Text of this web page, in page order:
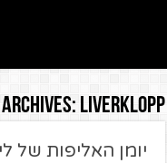
Archives: liverklopp
יומן האליפות של